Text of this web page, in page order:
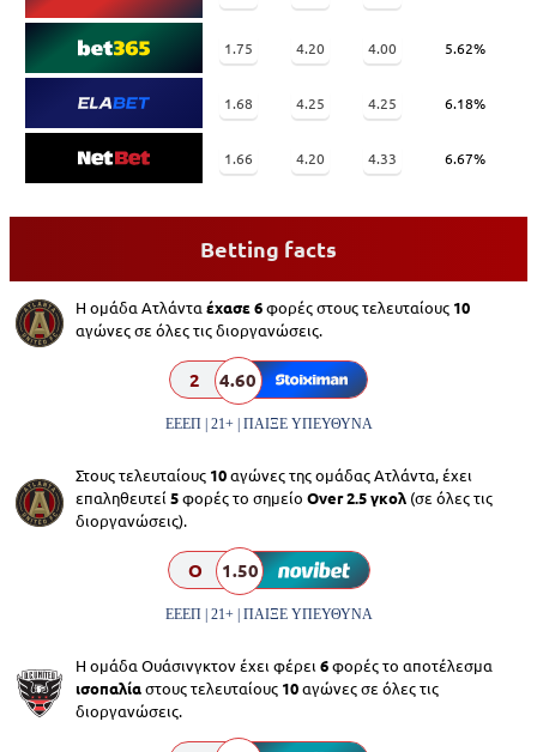
1.75 4.20 4.00 5.62%
1.68 4.25 4.25 6.18%
1.66 4.20 4.33 6.67%
Betting facts
Η ομάδα Ατλάντα έχασε 6φορές στους τελευταίους 10
αγώνες σε όλες τις διοργανώσεις.
2 4.60
ΕΕΕΠ | 21+ | ΠΑΙΞΕ ΥΠΕΥΘΥΝΑ
Στους τελευταίους 10αγώνες της ομάδας Ατλάντα, έχει
επαληθευτεί 5φορές το σημείο Over 2.5 γκολ (σε όλες τις
διοργανώσεις).
O 1.50
ΕΕΕΠ | 21+ | ΠΑΙΞΕ ΥΠΕΥΘΥΝΑ
Η ομάδα Ουάσινγκτον έχει φέρει 6φορές το αποτέλεσμα
ισοπαλίαστους τελευταίους 10αγώνες σε όλες τις
διοργανώσεις.